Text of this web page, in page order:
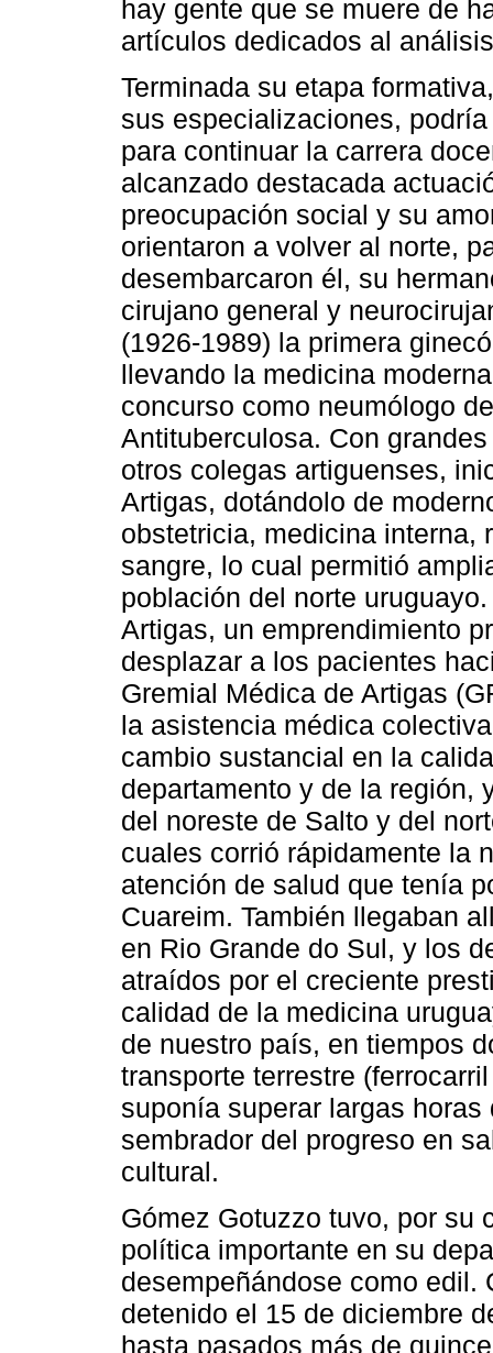
hay gente que se muere de
artículos dedicados al
Terminada su etapa
sus especializaciones,
para continuar la carrera
alcanzado destacada
preocupación social y su
orientaron a volver al norte,
desembarcaron él, su
cirujano general y
(1926-1989) la primera
llevando la medicina
concurso como neumólogo
Antituberculosa. Con
otros colegas artiguenses,
Artigas, dotándolo de
obstetricia, medicina interna,
sangre, lo cual permitió
población del norte
Artigas, un emprendimiento
desplazar a los pacientes
Gremial Médica de Artigas
la asistencia médica
cambio sustancial en la
departamento y de la región,
del noreste de Salto y del
cuales corrió rápidamente la
atención de salud que tenía
Cuareim. También llegaban
en Rio Grande do Sul, y los
atraídos por el creciente
calidad de la medicina
de nuestro país, en tiempos
transporte terrestre
suponía superar largas
sembrador del progreso en
cultural.
Gómez Gotuzzo tuvo, por su
política importante en su
desempeñándose como edil.
detenido el 15 de diciembre
hasta pasados más de